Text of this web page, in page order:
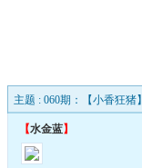
主题 : 060期：【小香狂猪
【水金蓝】